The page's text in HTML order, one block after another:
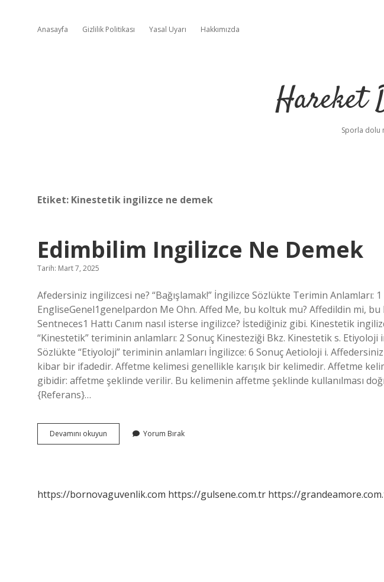
Anasayfa Gizlilik Politikası Yasal Uyarı Hakkımızda
Hareket
Sporla dolu
Etiket: Kinestetik ingilizce ne demek
Edimbilim Ingilizce Ne Demek
Tarih: Mart 7, 2025
Afedersiniz ingilizcesi ne? “Bağışlamak!” İngilizce Sözlükte Terimin Anlamları:
EngliseGenel1genelpardon Me Ohn. Affed Me, bu koltuk mu? Affedildin mi,
Sentneces1 Hattı Canım nasıl isterse ingilizce? İstediğiniz gibi. Kinestetik
“Kinestetik” teriminin anlamları: 2 Sonuç Kinesteziği Bkz. Kinestetik s. Etiyoloji
Sözlükte “Etiyoloji” teriminin anlamları İngilizce: 6 Sonuç Aetioloji i. Affedersiniz
kibar bir ifadedir. Affetme kelimesi genellikle karışık bir kelimedir. Affetme
gibidir: affetme şeklinde verilir. Bu kelimenin affetme şeklinde kullanılması
{Referans}…
Devamını okuyun Edimbilim
Ingilizce
Yorum Bırak
https://bornovaguvenlik.com https://gulsene.com.tr https://